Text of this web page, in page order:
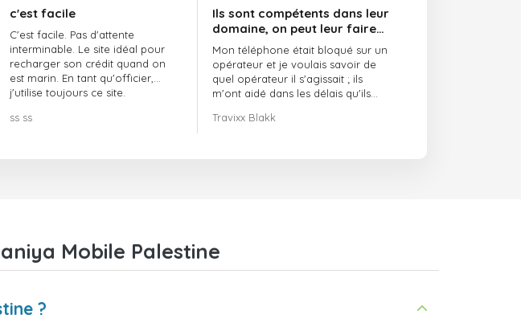
c'est facile
C'est facile. Pas d'attente
interminable. Le site idéal pour
recharger son crédit quand on
est marin. En tant qu'officier,
j'utilise toujours ce site.
ss ss
Ils sont compétents dans leur
domaine, on peut leur faire
confiance et ils sont toujours
ponctuels
Mon téléphone était bloqué sur un
opérateur et je voulais savoir de
quel opérateur il s'agissait ; ils
m'ont aidé dans les délais qu'ils
Travixx Blakk
Mobile Palestine
?